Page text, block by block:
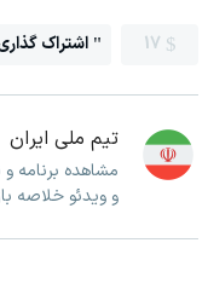
17 اشتراک
تیم ملی ایران
مشاهده برنامه
و ویدئو خلاصه